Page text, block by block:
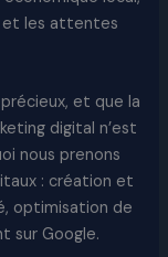
et les attentes
et que la
digital n’est
nous prenons
: création et
optimisation de
sur Google.​